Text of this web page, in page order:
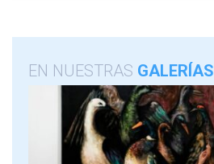
EN NUESTRAS GALERÍAS